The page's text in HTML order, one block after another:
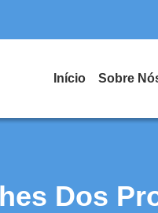
Início Sobre
Dos